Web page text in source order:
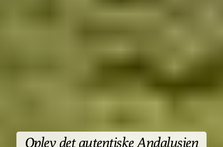
Oplev det autentiske Andalusien